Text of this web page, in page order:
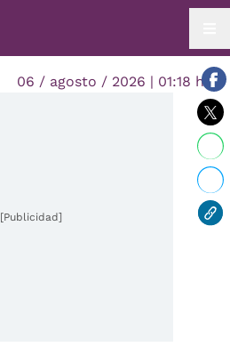
06 / agosto / 2026 | 01:18 hrs.
[Publicidad]